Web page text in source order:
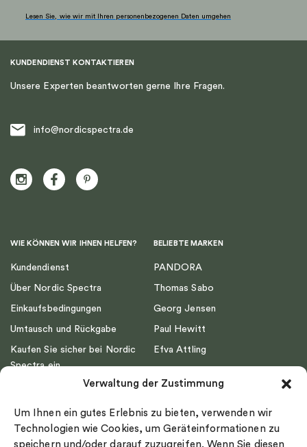
Verwaltung der Zustimmung
Um Ihnen ein gutes Erlebnis zu bieten, verwenden wir
Technologien wie Cookies, um Geräteinformationen zu
speichern und/oder darauf zuzugreifen. Wenn Sie diesen
Lesen Sie, wie wir mit Ihren personenbezogenen Daten umgehen
KUNDENDIENST KONTAKTIEREN
Unsere Experten beantworten gerne Ihre Fragen.
info@nordicspectra.de
WIE KÖNNEN WIR IHNEN HELFEN?
Kundendienst
Über Nordic Spectra
Einkaufsbedingungen
Umtausch und Rückgabe
Kaufen Sie sicher bei Nordic
Spectra ein
Impressum
Ringgröße
BELIEBTE MARKEN
PANDORA
Thomas Sabo
Georg Jensen
Paul Hewitt
Efva Attling
Drakenberg Sjölin
Nordic Spectra